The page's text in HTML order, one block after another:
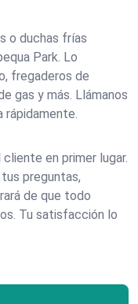
o duchas frías
Park. Lo
fregaderos de
gas y más. Llámanos
rápidamente.
en primer lugar.
preguntas,
de que todo
Tu satisfacción lo